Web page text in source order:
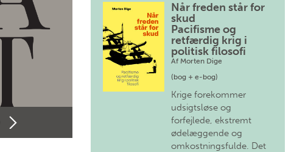
Når freden står for
skud
Pacifisme og
retfærdig krig i
politisk filosofi
Af Morten Dige
(bog + e-bog)
Krige forekommer
udsigtsløse og
forfejlede, ekstremt
ødelæggende og
omkostningsfulde. Det